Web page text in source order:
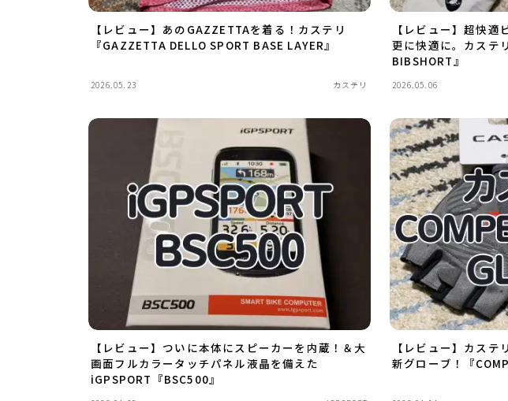
【レビュー】あのGAZZETTAを着る！カステリ
『GAZZETTA DELLO SPORT BASE LAYER』
2026.05.23 カステリ
【レビュー】超快
更に快適に。カステ
BIBSHORT』
2026.05.06
【レビュー】ついに本体にスピーカーを内蔵！＆大
画面フルカラータッチパネル液晶を備えた
iGPSPORT『BSC500』
【レビュー】カス
新グローブ！『